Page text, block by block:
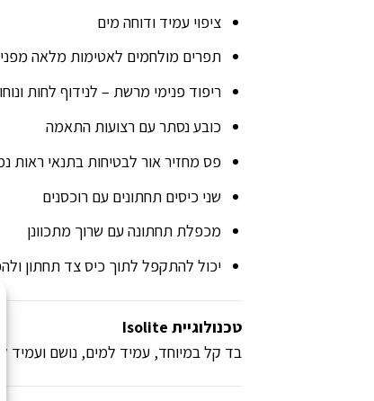
ציפוי עמיד ודוחה מים
תפרים מולחמים לאטימות מלאה
ריפוד פנימי מרשת – לנידוף לחות
כובע נסתר עם רצועות התאמה
פס מחזיר אור לבטיחות בתנאי ראות
שני כיסים תחתונים עם רוכסנים
מכפלת תחתונה עם שרוך מתכוונן
יכול להתקפל לתוך כיס צד תחתון
טכנולוגיית Isolite
בד קל במיוחד, עמיד למים, נושם ועמיד